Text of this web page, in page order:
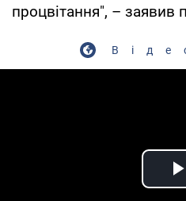
процвітання", – заявив